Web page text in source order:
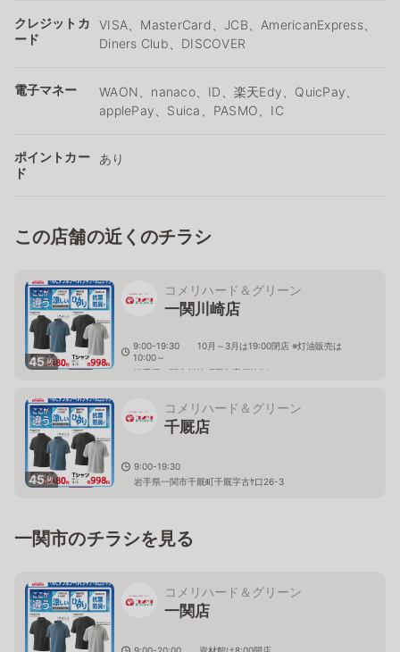
クレジットカ
ード
VISA、MasterCard、JCB、AmericanExpress、
Diners Club、DISCOVER
電子マネー
WAON、nanaco、ID、楽天Edy、QuicPay、
applePay、Suica、PASMO、IC
ポイントカー
ド
あり
この店舗の近くのチラシ
45枚
コメリハード＆グリーン
一関川崎店
9:00-19:30 10月～3月は19:00閉店 ※灯油販売は
10:00～
岩手県一関市川崎町薄衣字須崎58-4
45枚
コメリハード＆グリーン
千厩店
9:00-19:30
岩手県一関市千厩町千厩字古ｹ口26-3
一関市のチラシを見る
コメリハード＆グリーン
一関店